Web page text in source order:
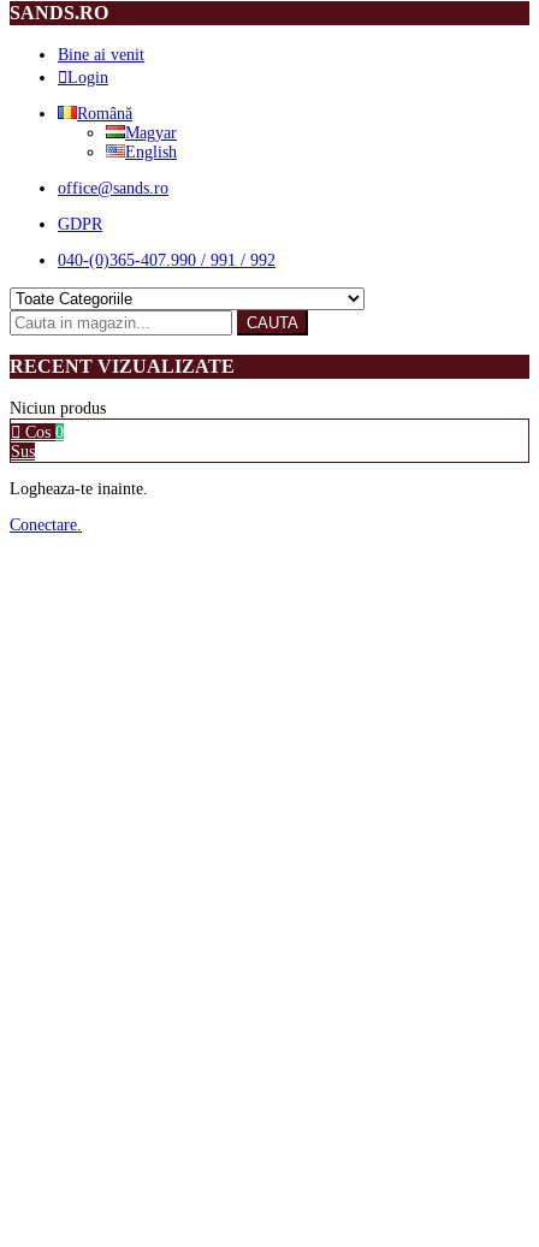
SANDS.RO
Bine ai venit
Login
Română
Magyar
English
office@sands.ro
GDPR
040-(0)365-407.990 / 991 / 992
CAUTA
RECENT VIZUALIZATE
Niciun produs
Cos 0
Sus
Logheaza-te inainte.
Conectare.